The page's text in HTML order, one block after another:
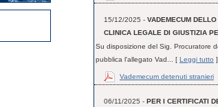
15/12/2025 - VADEMECUM
CLINICA LEGALE DI GIUSTIZIA
Su disposizione del Sig. Procuratore
pubblica l'allegato Vad... [ Leggi tutto ]
Vademecum detenuti stranieri
06/11/2025 - PER I CERTIFICATI